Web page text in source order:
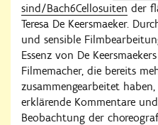
sind/Bach6Cellosuiten der
Teresa De Keersmaeker.
und sensible
Essenz von De
Filmemacher, die bereits
zusammengearbeitet
erklärende Kommentare
Beobachtung der